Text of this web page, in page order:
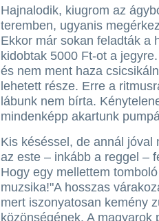
Hajnalodik, kiugrom az
teremben, ugyanis
Ekkor már sokan feladták a
kidobtak 5000 Ft-ot a
és nem ment haza
lehetett része. Erre a
lábunk nem bírta.
mindenképp akartunk
Kis késéssel, de annál
az este – inkább a reggel –
Hogy egy mellettem
muzsika!"A hosszas
mert iszonyatosan kemény
közönségének. A